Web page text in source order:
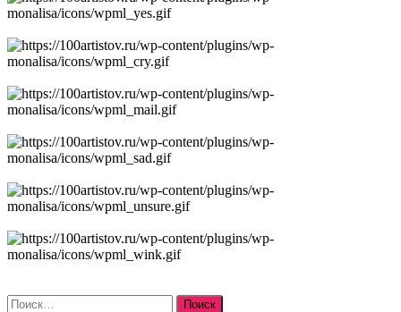
Найти: